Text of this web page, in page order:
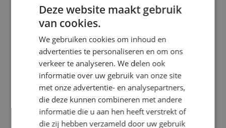
Kaatsheuvel
Sprundel
Specialisme
Beveiligingstechniek
Elektrotechniek
Energietechniek
Werktuigbouwkunde
Energietechniek
Beveiligingstechniek
Uitgelicht
Klimaatinstallaties
Deze website maakt gebruik
van cookies.
We gebruiken cookies om inhoud en
advertenties te personaliseren en om ons
verkeer te analyseren. We delen ook
informatie over uw gebruik van onze site
met onze advertentie- en analysepartners,
die deze kunnen combineren met andere
informatie die u aan hen heeft verstrekt of
die zij hebben verzameld door uw gebruik